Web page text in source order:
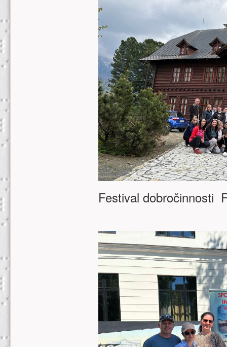
Festival dobročinnosti